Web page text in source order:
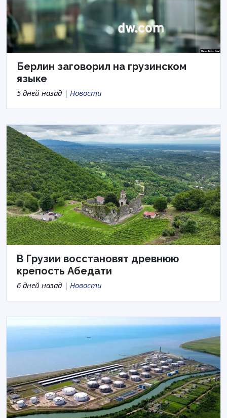
Берлин заговорил на грузинском
языке
5 дней назад | Новости
В Грузии восстановят древнюю
крепость Абедати
6 дней назад | Новости